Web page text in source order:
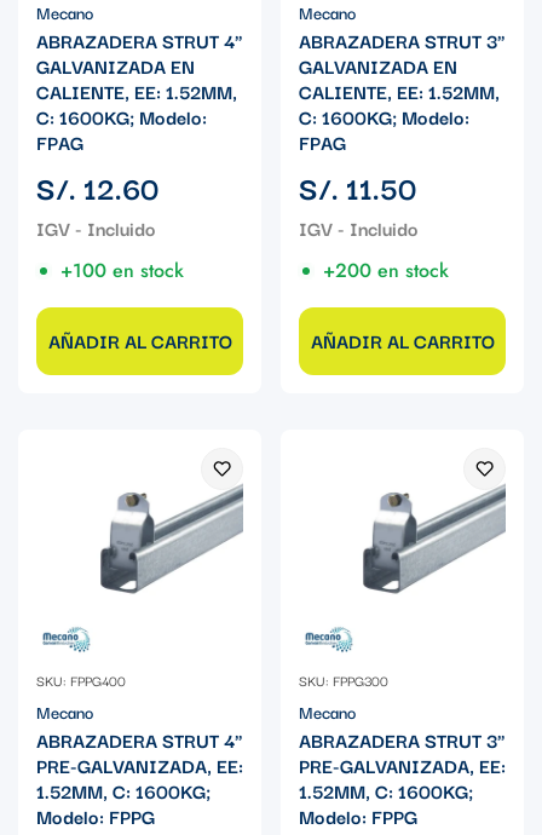
Mecano
ABRAZADERA STRUT 4"
GALVANIZADA EN
CALIENTE, EE: 1.52MM,
C: 1600KG; Modelo:
FPAG
Precio
regular
S/. 12.60
+100 en stock
AÑADIR AL CARRITO
Mecano
ABRAZADERA STRUT 3"
GALVANIZADA EN
CALIENTE, EE: 1.52MM,
C: 1600KG; Modelo:
FPAG
Precio
regular
S/. 11.50
+200 en stock
AÑADIR AL CARRITO
SKU: FPPG400
Mecano
ABRAZADERA STRUT 4"
PRE-GALVANIZADA, EE:
1.52MM, C: 1600KG;
Modelo: FPPG
SKU: FPPG300
Mecano
ABRAZADERA STRUT 3"
PRE-GALVANIZADA, EE:
1.52MM, C: 1600KG;
Modelo: FPPG